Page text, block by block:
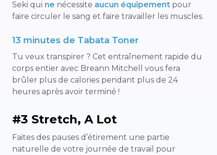
Seki qui ne nécessite aucun équipement pour
faire circuler le sang et faire travailler les muscles.
13 minutes de Tabata Toner
Tu veux transpirer ? Cet entraînement rapide du
corps entier avec Breann Mitchell vous fera
brûler plus de calories pendant plus de 24
heures après avoir terminé !
#3 Stretch, A Lot
Faites des pauses d’étirement une partie
naturelle de votre journée de travail pour